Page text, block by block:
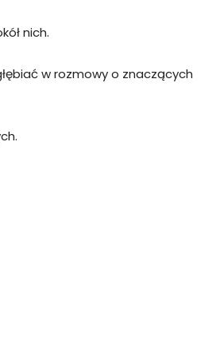
nich.
w rozmowy o znaczących